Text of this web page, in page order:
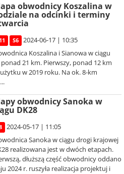
obwodnicy Koszalina w
na odcinki i terminy
S6
2024-06-17 | 10:35
Koszalina i Sianowa w ciągu
21 km. Pierwszy, ponad 12 km
w 2019 roku. Na ok. 8-km
obwodnicy Sanoka w
DK28
2024-05-17 | 11:05
Sanoka w ciągu drogi krajowej
realizowana jest w dwóch etapach.
dłuższą część obwodnicy oddano
2024 r. ruszyła realizacja projektuj i